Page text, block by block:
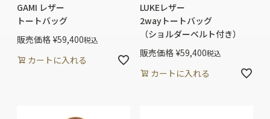
GAMI レザー
トートバッグ
販売価格 ¥59,400税込
カートに入れる
LUKEレザー
2wayトートバッグ
（ショルダーベルト付き）
販売価格 ¥59,400税込
カートに入れる